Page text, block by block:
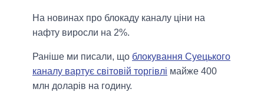
На новинах про блокаду каналу ціни на
нафту виросли на 2%.
Раніше ми писали, що блокування Суецького
каналу вартує світовій торгівлі майже 400
млн доларів на годину.